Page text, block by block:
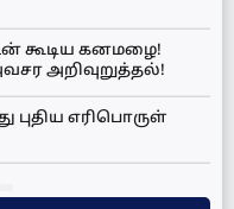
கூடிய கனமழை!
அறிவுறுத்தல்!
புதிய எரிபொருள்